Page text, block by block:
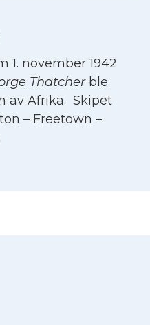
1. november 1942
Thatcherble
av Afrika. Skipet
– Freetown –